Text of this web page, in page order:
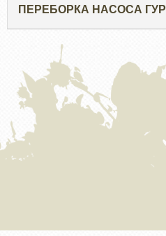
ПЕРЕБОРКА НАСОСА ГУР